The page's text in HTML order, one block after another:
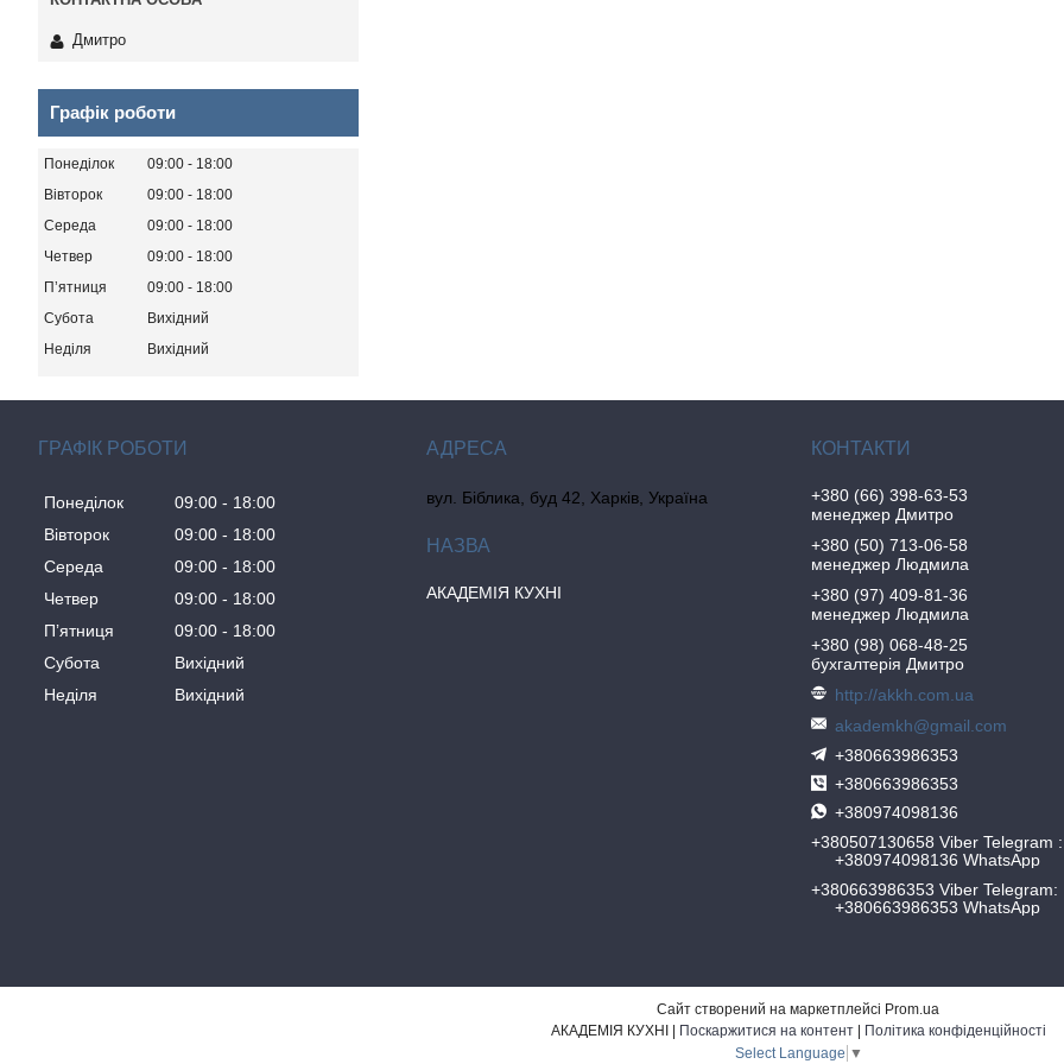
Дмитро
Графік роботи
Понеділок 09:00
18:00
Вівторок
09:00
18:00
Середа
09:00
18:00
Четвер
09:00
18:00
Пʼятниця
09:00
18:00
Субота
Вихідний
Неділя
Вихідний
ГРАФІК РОБОТИ
Понеділок 09:00
18:00
Вівторок
09:00
18:00
Середа
09:00
18:00
Четвер
09:00
18:00
Пʼятниця
09:00
18:00
Субота
Вихідний
Неділя
Вихідний
вул. Біблика, буд 42, Харків, Україна
АКАДЕМІЯ КУХНІ
+380 (66) 398-63-53
менеджер Дмитро
+380 (50) 713-06-58
менеджер Людмила
+380 (97) 409-81-36
менеджер Людмила
+380 (98) 068-48-25
бухгалтерія Дмитро
http://akkh.com.ua
akademkh@gmail.com
+380663986353
+380663986353
+380974098136
+380507130658 Viber Telegram
+380974098136 WhatsApp
+380663986353 Viber Telegram
+380663986353 WhatsApp
Сайт створений на маркетплейсі Prom.ua
Поскаржитися на контент
Політика конфіденційності
Select Language ▼